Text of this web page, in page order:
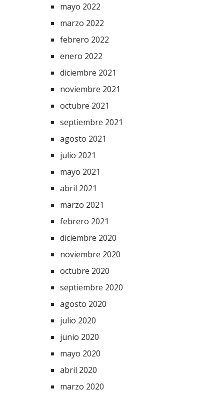
mayo 2022
marzo 2022
febrero 2022
enero 2022
diciembre 2021
noviembre 2021
octubre 2021
septiembre 2021
agosto 2021
julio 2021
mayo 2021
abril 2021
marzo 2021
febrero 2021
diciembre 2020
noviembre 2020
octubre 2020
septiembre 2020
agosto 2020
julio 2020
junio 2020
mayo 2020
abril 2020
marzo 2020